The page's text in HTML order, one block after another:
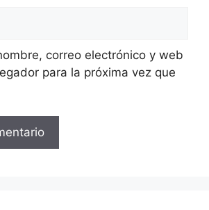
correo electrónico y web
para la próxima vez que